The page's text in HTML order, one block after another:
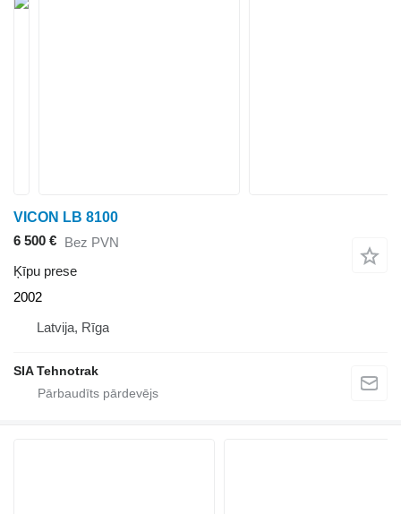
VICON LB 8100
6 500 € Bez PVN
Ķīpu prese
2002
Latvija, Rīga
SIA Tehnotrak